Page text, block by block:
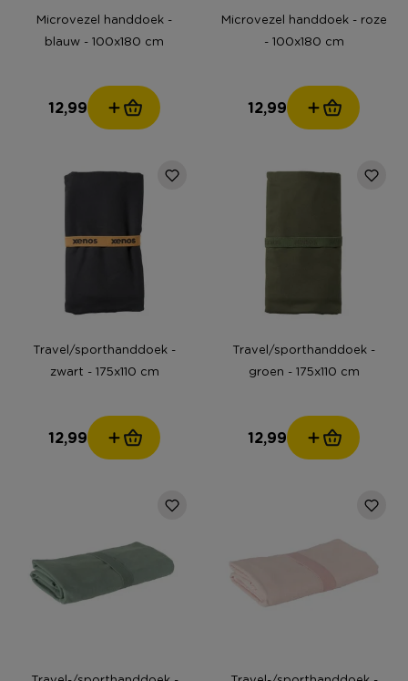
Microvezel handdoek -
blauw - 100x180 cm
12,99
Microvezel handdoek - roze
- 100x180 cm
12,99
Travel/sporthanddoek -
zwart - 175x110 cm
12,99
Travel/sporthanddoek -
groen - 175x110 cm
12,99